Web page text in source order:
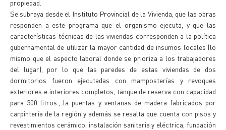
propiedad.
Se subraya desde el Instituto Provincial de la Vivienda, que las obras
responden a este programa que el organismo ejecuta, y que las
características técnicas de las viviendas corresponden a la política
gubernamental de utilizar la mayor cantidad de insumos locales (lo
mismo que el aspecto laboral donde se prioriza a los trabajadores
del lugar), por lo que las paredes de estas viviendas de dos
dormitorios fueron ejecutadas con mamposterías y revoques
exteriores e interiores completos, tanque de reserva con capacidad
para 300 litros., la puertas y ventanas de madera fabricados por
carpintería de la región y además se resalta que cuenta con pisos y
revestimientos cerámico, instalación sanitaria y eléctrica, fundación